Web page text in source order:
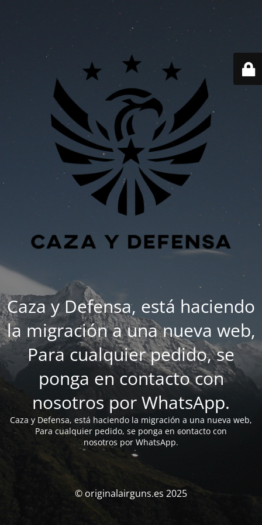
Caza y Defensa, está haciendo
la migración a una nueva web,
Para cualquier pedido, se
ponga en contacto con
nosotros por WhatsApp.
Caza y Defensa, está haciendo la migración a una nueva web,
Para cualquier pedido, se ponga en contacto con
nosotros por WhatsApp.
© originalairguns.es 2025